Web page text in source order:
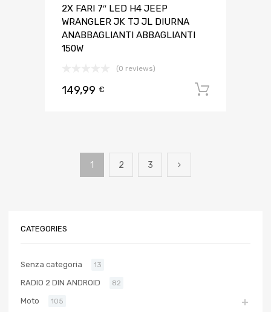
2X FARI 7″ LED H4 JEEP
WRANGLER JK TJ JL DIURNA
ANABBAGLIANTI ABBAGLIANTI
150W
(0 reviews)
149,99 €
1 2 3
CATEGORIES
Senza categoria 13
RADIO 2 DIN ANDROID 82
Moto 105